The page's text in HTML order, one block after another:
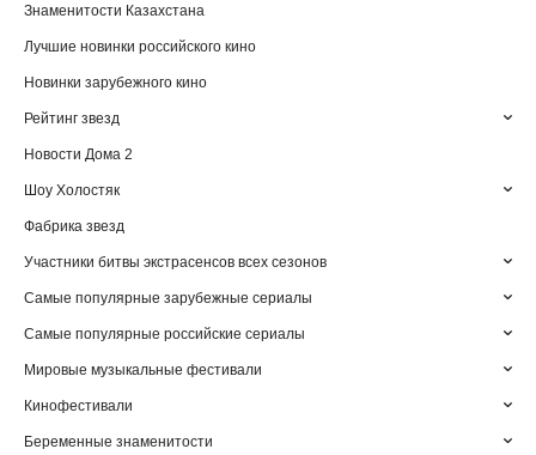
Знаменитости Казахстана
Лучшие новинки российского кино
Новинки зарубежного кино
Рейтинг звезд
Новости Дома 2
Шоу Холостяк
Фабрика звезд
Участники битвы экстрасенсов всех сезонов
Самые популярные зарубежные сериалы
Самые популярные российские сериалы
Мировые музыкальные фестивали
Кинофестивали
Беременные знаменитости